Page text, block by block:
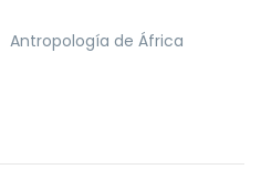
Antropología de África